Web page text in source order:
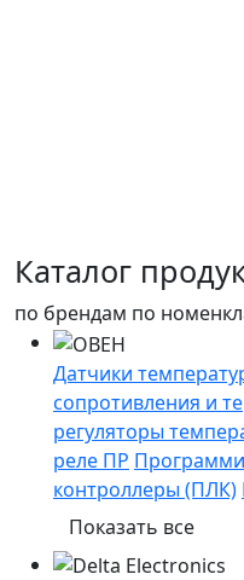
Каталог
по брендам по
Датчики
сопротивления и
регуляторы
реле ПР
контроллеры (ПЛК)
Показать все